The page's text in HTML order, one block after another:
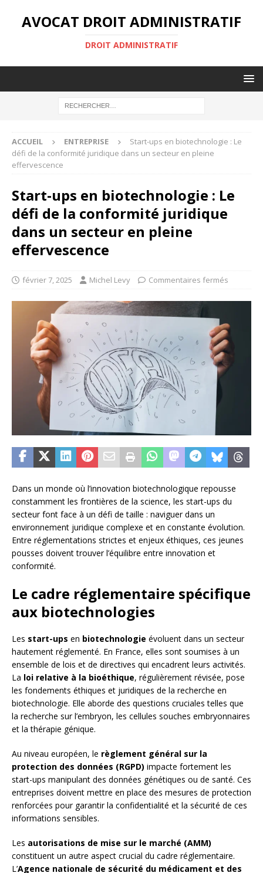
AVOCAT DROIT ADMINISTRATIF
DROIT ADMINISTRATIF
ACCUEIL ENTREPRISE
Start-ups en biotechnologie : Le
défi de la conformité juridique dans un secteur en pleine
effervescence
Start-ups en biotechnologie : Le
défi de la conformité juridique
dans un secteur en pleine
effervescence
février 7, 2025 Michel Levy Commentaires fermés
Dans un monde où l’innovation biotechnologique repousse
constamment les frontières de la science, les start-ups du
secteur font face à un défi de taille : naviguer dans un
environnement juridique complexe et en constante évolution.
Entre réglementations strictes et enjeux éthiques, ces jeunes
pousses doivent trouver l’équilibre entre innovation et
conformité.
Le cadre réglementaire spécifique
aux biotechnologies
Les start-ups en biotechnologie évoluent dans un secteur
hautement réglementé. En France, elles sont soumises à un
ensemble de lois et de directives qui encadrent leurs activités.
La loi relative à la bioéthique, régulièrement révisée, pose
les fondements éthiques et juridiques de la recherche en
biotechnologie. Elle aborde des questions cruciales telles que
la recherche sur l’embryon, les cellules souches embryonnaires
et la thérapie génique.
Au niveau européen, le règlement général sur la
protection des données (RGPD) impacte fortement les
start-ups manipulant des données génétiques ou de santé. Ces
entreprises doivent mettre en place des mesures de protection
renforcées pour garantir la confidentialité et la sécurité de ces
informations sensibles.
Les autorisations de mise sur le marché (AMM)
constituent un autre aspect crucial du cadre réglementaire.
L’Agence nationale de sécurité du médicament et des